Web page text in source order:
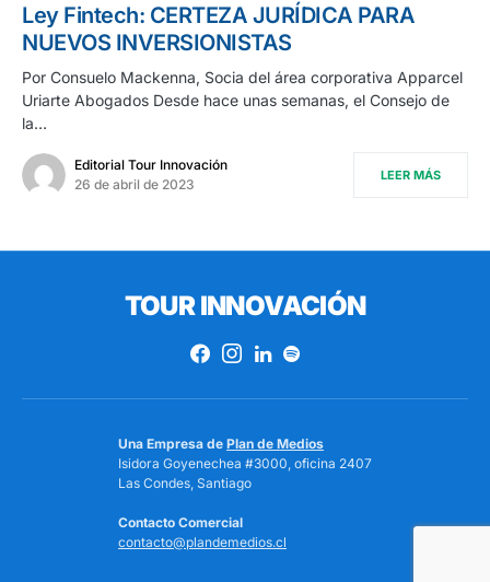
Ley Fintech: CERTEZA JURÍDICA PARA
NUEVOS INVERSIONISTAS
Por Consuelo Mackenna, Socia del área corporativa Apparcel
Uriarte Abogados Desde hace unas semanas, el Consejo de
la…
Editorial Tour Innovación
26 de abril de 2023
LEER MÁS
TOUR INNOVACIÓN
Una Empresa de Plan de Medios
Isidora Goyenechea #3000, oficina 2407
Las Condes, Santiago
Contacto Comercial
contacto@plandemedios.cl